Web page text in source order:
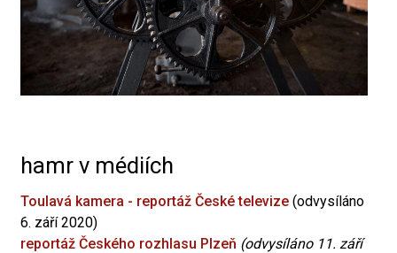
hamr v médiích
Toulavá kamera - reportáž České televize (odvysíláno
6. září 2020)
reportáž Českého rozhlasu Plzeň (odvysíláno 11. září